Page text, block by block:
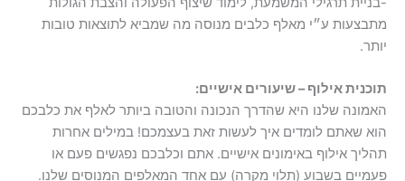
מתבצעות ע״י מאלף כלבים מנוסה מה שמביא לתוצאות טובות
יותר.
תוכנית אילוף – שיעורים אישיים:
האמונה שלנו היא שהדרך הנכונה והטובה ביותר לאלף את כלבכם
הוא שאתם לומדים איך לעשות זאת בעצמכם! במילים אחרות
תהליך אילוף באימונים אישיים. אתם וכלבכם נפגשים פעם או
פעמיים בשבוע (תלוי מקרה) עם אחד המאלפים המנוסים שלנו.